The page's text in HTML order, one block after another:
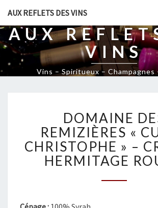
AUX REFLETS DES VINS
AUX
VINS
Vins – Spiritueux – Champagnes
O
M
A
I
N
DOMAINE
REMIZIÈRES «
CHRISTOPHE » –
HERMITAGE